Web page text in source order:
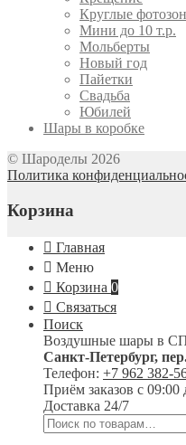
Круглые
Мини до 10 т.р.
Мольберты
Новый год
Пайетки
Свадьба
Юбилей
Шары в коробке
© Шароделы 2026
Политика
Корзина
Главная
Меню
Корзина 0
Связаться
Поиск
Воздушные шары в
Санкт-Петербург,
Телефон: +7 962 382-
Приём заказов с 09:00
Доставка 24/7
Искать: